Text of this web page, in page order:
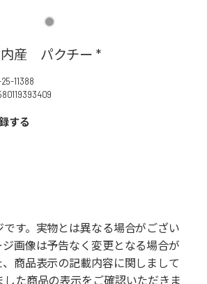
内産 パクチー *
25-11388
する
す。実物とは異なる場合がござい
画像は予告なく変更となる場合が
、商品表示の記載内容に関しまして
した商品の表示をご確認いただきま